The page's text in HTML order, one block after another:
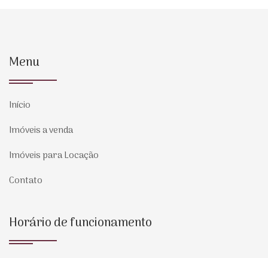
Menu
Início
Imóveis a venda
Imóveis para Locação
Contato
Horário de funcionamento